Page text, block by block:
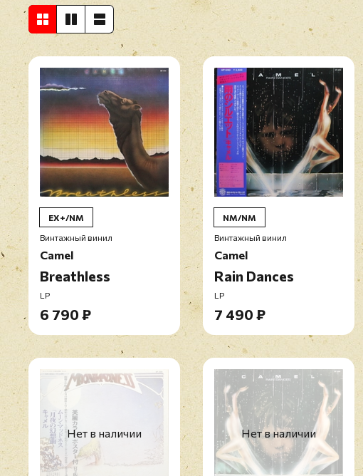
EX+/NM
Винтажный винил
Camel
Breathless
LP
6 790 ₽
NM/NM
Винтажный винил
Camel
Rain Dances
LP
7 490 ₽
Нет в наличии Нет в наличии